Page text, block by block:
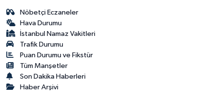
Nöbetçi Eczaneler
Hava Durumu
İstanbul Namaz Vakitleri
Trafik Durumu
Puan Durumu ve Fikstür
Tüm Manşetler
Son Dakika Haberleri
Haber Arşivi